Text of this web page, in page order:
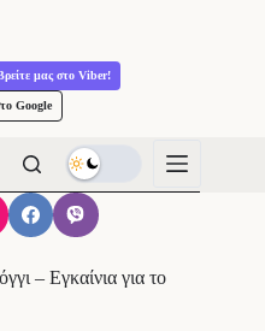
μας στο Viber!
Google
– Εγκαίνια για το